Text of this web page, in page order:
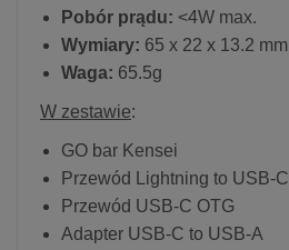
Pobór prądu: <4W max.
Wymiary: 65 x 22 x 13.2 mm
Waga: 65.5g
W zestawie:
GO bar Kensei
Przewód Lightning to USB-C
Przewód USB-C OTG
Adapter USB-C to USB-A